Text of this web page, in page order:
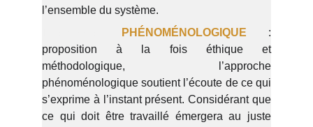
l’ensemble du système.
PHÉNOMÉNOLOGIQUE :
proposition à la fois éthique et
méthodologique, l’approche
phénoménologique soutient l’écoute de ce qui
s’exprime à l’instant présent. Considérant que
ce qui doit être travaillé émergera au juste